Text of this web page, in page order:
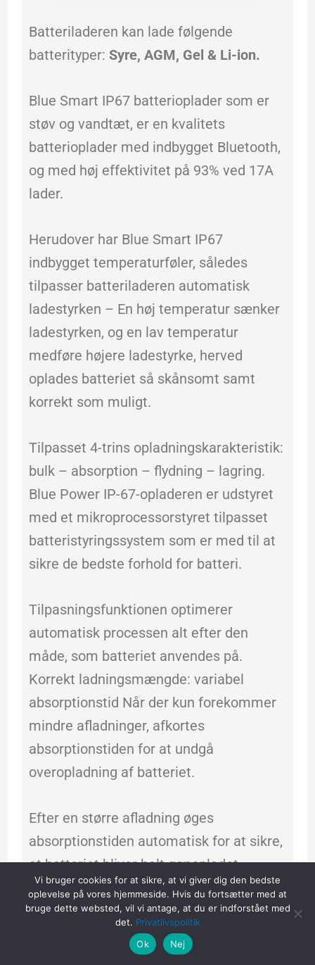
Batteriladeren kan lade følgende
batterityper: Syre, AGM, Gel & Li-ion.
Blue Smart IP67 batterioplader som er
støv og vandtæt, er en kvalitets
batterioplader med indbygget Bluetooth,
og med høj effektivitet på 93% ved 17A
lader.
Herudover har Blue Smart IP67
indbygget temperaturføler, således
tilpasser batteriladeren automatisk
ladestyrken – En høj temperatur sænker
ladestyrken, og en lav temperatur
medføre højere ladestyrke, herved
oplades batteriet så skånsomt samt
korrekt som muligt.
Tilpasset 4-trins opladningskarakteristik:
bulk – absorption – flydning – lagring.
Blue Power IP-67-opladeren er udstyret
med et mikroprocessorstyret tilpasset
batteristyringssystem som er med til at
sikre de bedste forhold for batteri.
Tilpasningsfunktionen optimerer
automatisk processen alt efter den
måde, som batteriet anvendes på.
Korrekt ladningsmængde: variabel
absorptionstid Når der kun forekommer
mindre afladninger, afkortes
absorptionstiden for at undgå
overopladning af batteriet.
Efter en større afladning øges
absorptionstiden automatisk for at sikre,
at batteriet bliver helt genopladet.
Mindre vedligeholdelse og ældning når
batteriet ikke er i brug: lagringsindstilling
Efter absorptionsperioden går Blue
Smart IP67 batteriopladeren over til
Vi bruger cookies for at sikre, at vi giver dig den bedste
oplevelse på vores hjemmeside. Hvis du fortsætter med at
bruge dette websted, vil vi antage, at du er indforstået med
det. Privatlivspolitik
Ok
Nej